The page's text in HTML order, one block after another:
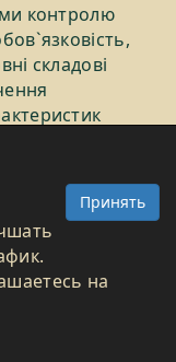
контролю
складові
та чому цей
Принять
на